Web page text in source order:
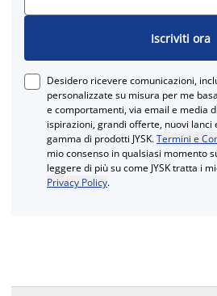
Iscriviti ora
Desidero ricevere comunicazioni,
personalizzate su misura per me
e comportamenti, via email e media
ispirazioni, grandi offerte, nuovi lanci
gamma di prodotti JYSK.Termini e
mio consenso in qualsiasi momento
leggere di più su come JYSK tratta i
Privacy Policy.